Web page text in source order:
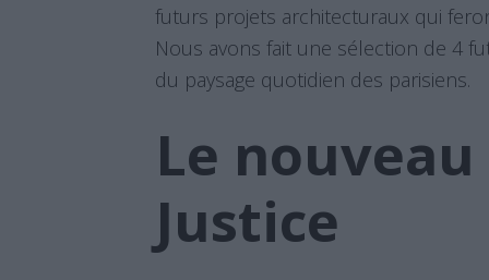
futurs projets architecturaux qui
Nous avons fait une sélection de 4
du paysage quotidien des parisiens.
Le
Justice